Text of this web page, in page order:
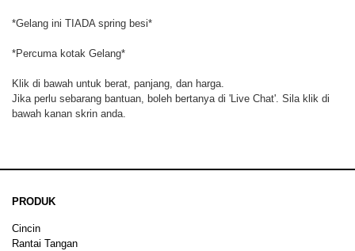
*Gelang ini TIADA spring besi*
*Percuma kotak Gelang*
Klik di bawah untuk berat, panjang, dan harga.
Jika perlu sebarang bantuan, boleh bertanya di 'Live Chat'. Sila klik di
bawah kanan skrin anda.
PRODUK
Cincin
Rantai Tangan